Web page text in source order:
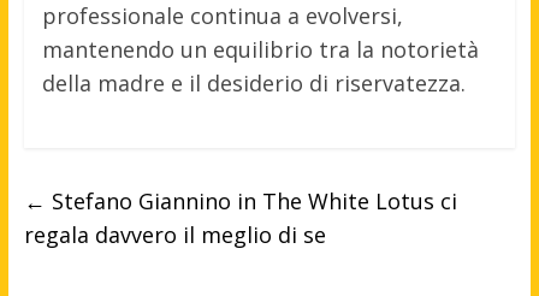
professionale continua a evolversi,
mantenendo un equilibrio tra la notorietà
della madre e il desiderio di riservatezza.
← Stefano Giannino in The White Lotus ci
regala davvero il meglio di se